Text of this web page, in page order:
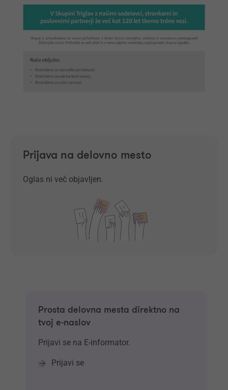
Prijava na delovno mesto
Oglas ni več objavljen.
Prosta delovna mesta direktno na
tvoj e-naslov
Prijavi se na E-informator.
Prijavi se